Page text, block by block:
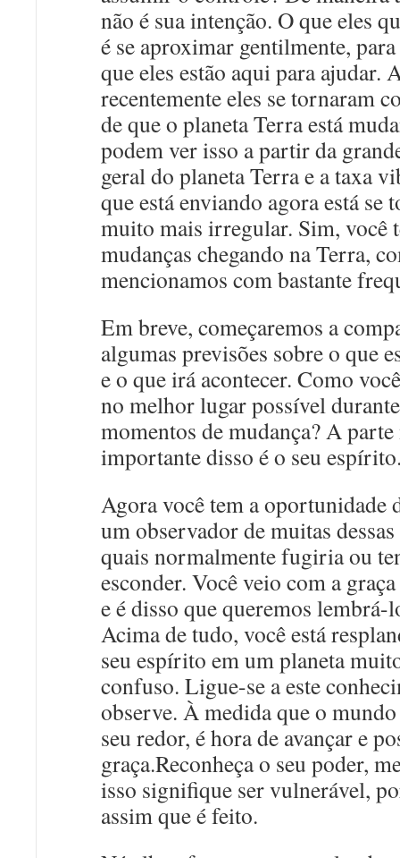
não é sua intenção. O que eles
é se aproximar gentilmente,
que eles estão aqui para ajudar.
recentemente eles se tornaram
de que o planeta Terra está
podem ver isso a partir da
geral do planeta Terra e a taxa
que está enviando agora está se
muito mais irregular. Sim, você
mudanças chegando na Terra,
mencionamos com bastante
Em breve, começaremos a
algumas previsões sobre o que
e o que irá acontecer. Como
no melhor lugar possível
momentos de mudança? A
importante disso é o seu
Agora você tem a oportunidade
um observador de muitas dessas
quais normalmente fugiria ou
esconder. Você veio com a
e é disso que queremos lembrá-
Acima de tudo, você está
seu espírito em um planeta
confuso. Ligue-se a este
observe. À medida que o
seu redor, é hora de avançar e
graça.Reconheça o seu poder,
isso signifique ser vulnerável,
assim que é feito.